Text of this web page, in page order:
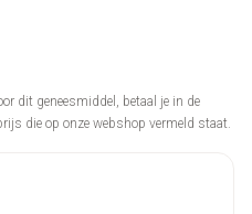
dit geneesmiddel, betaal je in de
die op onze webshop vermeld staat.